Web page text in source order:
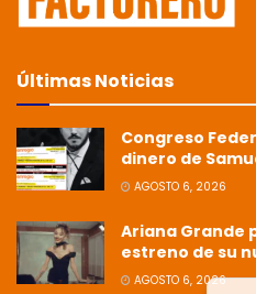
Últimas Noticias
Congreso
dinero de
AGOSTO 6, 2026
Ariana Grande
estreno de su
AGOSTO 6, 2026